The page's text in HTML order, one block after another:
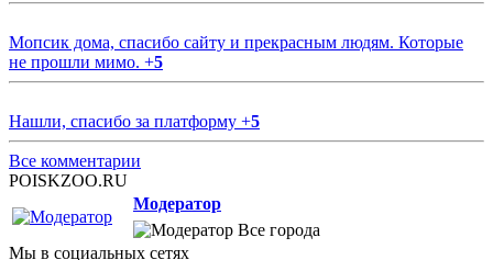
Мопсик дома, спасибо сайту и прекрасным людям. Которые
не прошли мимо. +5
Нашли, спасибо за платформу +5
Все комментарии
POISKZOO.RU
Модератор
Все города
Мы в социальных сетях